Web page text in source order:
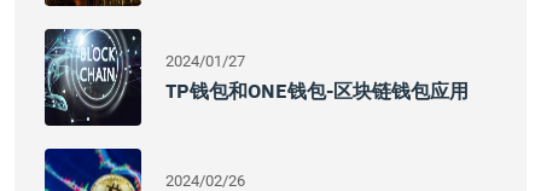
2024/01/27
TP钱包和ONE钱包-区块链钱包应用
2024/02/26